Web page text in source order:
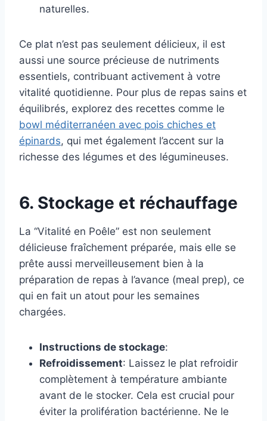
naturelles.
Ce plat n’est pas seulement délicieux, il est
aussi une source précieuse de nutriments
essentiels, contribuant activement à votre
vitalité quotidienne. Pour plus de repas sains et
équilibrés, explorez des recettes comme le
bowl méditerranéen avec pois chiches et
épinards, qui met également l’accent sur la
richesse des légumes et des légumineuses.
6. Stockage et réchauffage
La “Vitalité en Poêle” est non seulement
délicieuse fraîchement préparée, mais elle se
prête aussi merveilleusement bien à la
préparation de repas à l’avance (meal prep), ce
qui en fait un atout pour les semaines
chargées.
Instructions de stockage:
Refroidissement: Laissez le plat refroidir
complètement à température ambiante
avant de le stocker. Cela est crucial pour
éviter la prolifération bactérienne. Ne le